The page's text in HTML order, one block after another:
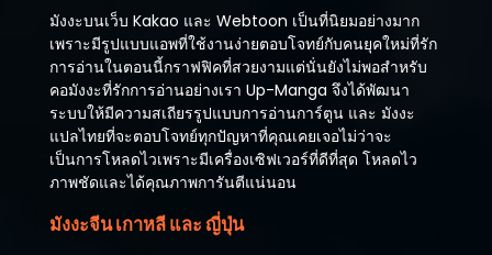
มังงะบนเว็บ Kakao และ Webtoon เป็นที่นิยมอย่างมาก
เพราะมีรูปแบบแอพที่ใช้งานง่ายตอบโจทย์กับคนยุคใหม่ที่รัก
การอ่านในตอนนี้กราฟฟิคที่สวยงามแต่นั่นยังไม่พอสำหรับ
คอมังงะที่รักการอ่านอย่างเรา Up-Manga จึงได้พัฒนา
ระบบให้มีความสเถียรรูปแบบการอ่านการ์ตูน และ มังงะ
แปลไทยที่จะตอบโจทย์ทุกปัญหาที่คุณเคยเจอไม่ว่าจะ
เป็นการโหลดไวเพราะมีเครื่องเซิฟเวอร์ที่ดีที่สุด โหลดไว
ภาพชัดและได้คุณภาพการันตีแน่นอน
มังงะจีน เกาหลี และ ญี่ปุ่น